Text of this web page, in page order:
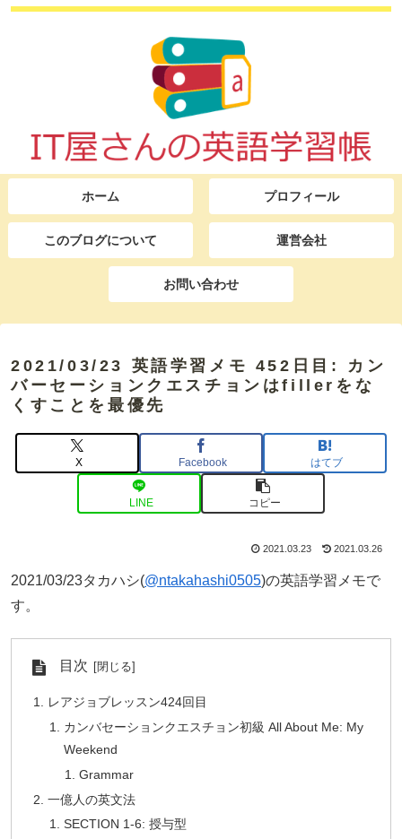
ホーム プロフィール
このブログについて 運営会社
お問い合わせ
2021/03/23 英語学習メモ 452日目: カン
バーセーションクエスチョンはfillerをな
くすことを最優先
X Facebook はてブ
LINE コピー
2021.03.23 2021.03.26
2021/03/23タカハシ(@ntakahashi0505)の英語学習メモで
す。
目次
レアジョブレッスン424回目
カンバセーションクエスチョン初級 All About Me: My
Weekend
Grammar
一億人の英文法
SECTION 1-6: 授与型